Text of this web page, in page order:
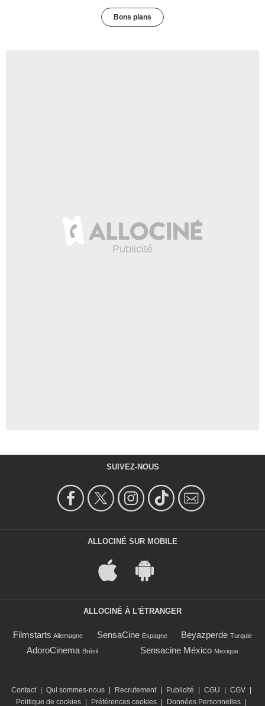
Bons plans
SUIVEZ-NOUS
ALLOCINÉ SUR MOBILE
ALLOCINÉ À L'ÉTRANGER
Filmstarts Allemagne SensaCine Espagne Beyazperde Turquie
AdoroCinema Brésil Sensacine México Mexique
Contact Qui sommes-nous Recrutement Publicité CGU CGV
Politique de cookies
Préférences cookies Données Personnelles